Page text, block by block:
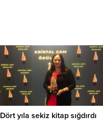
Dört yıla sekiz kitap sığdırdı